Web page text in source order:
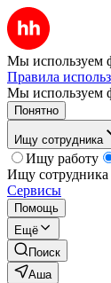
Мы используем
Правила
Мы используем
Понятно
Ищу сотрудника
Ищу работу
Ищу сотрудника
Сервисы
Помощь
Ещё
Поиск
Аша